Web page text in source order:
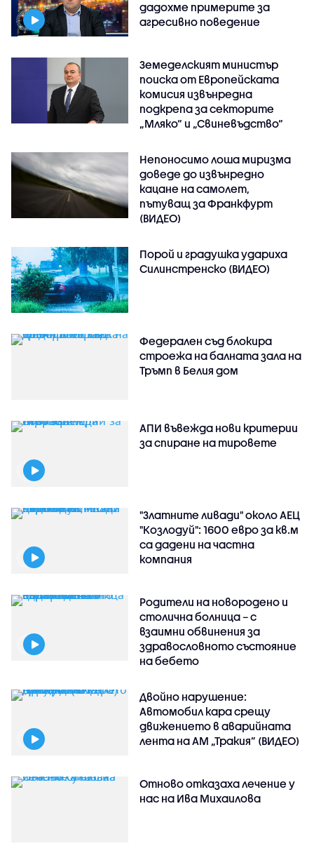
дадохме примерите за
агресивно поведение
Земеделският министър
поиска от Европейската
комисия извънредна
подкрепа за секторите
„Мляко“ и „Свиневъдство“
Непоносимо лоша миризма
доведе до извънредно
кацане на самолет,
пътуващ за Франкфурт
(ВИДЕО)
Порой и градушка удариха
Силинстренско (ВИДЕО)
Федерален съд блокира
строежа на балната зала на
Тръмп в Белия дом
АПИ въвежда нови критерии
за спиране на тировете
"Златните ливади" около АЕЦ
"Козлодуй": 1600 евро за кв.м
са дадени на частна
компания
Родители на новородено и
столична болница – с
взаимни обвинения за
здравословното състояние
на бебето
Двойно нарушение:
Автомобил кара срещу
движението в аварийната
лента на АМ „Тракия” (ВИДЕО)
Отново отказаха лечение у
нас на Ива Михаилова